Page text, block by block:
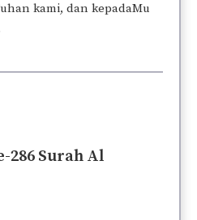
kami, dan kepadaMu
286 Surah Al